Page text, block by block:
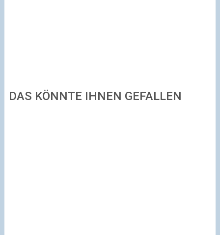
DAS KÖNNTE IHNEN GEFALLEN